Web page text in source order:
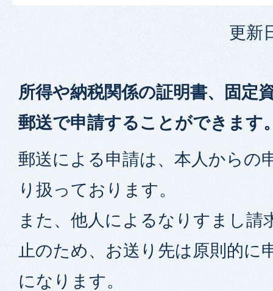
更新
所得や納税関係の証明書、固定
郵送で申請することができます
郵送による申請は、本人からの
り扱っております。
また、他人によるなりすまし請
止のため、お送り先は原則的に
になります。